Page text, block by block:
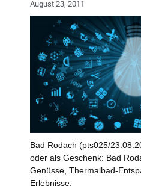
August 23, 2011
Bad Rodach (pts025/
oder als Geschenk: Bad
Genüsse, Thermalbad-
Erlebnisse.